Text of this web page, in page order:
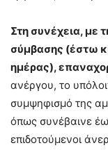
Στη συνέχεια, με
σύμβασης (έστω
ημέρας),
ανέργου, το
συμψηφισμό της
όπως συνέβαινε
επιδοτούμενοι